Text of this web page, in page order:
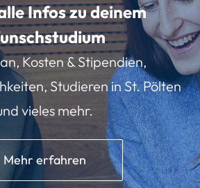
Infos zu deinem
Kosten & Stipendien,
Studieren in St. Pölten
vieles mehr.
Mehr erfahren